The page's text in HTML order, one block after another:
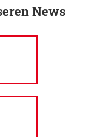
News